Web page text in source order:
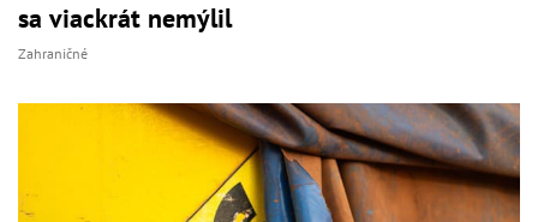
sa viackrát nemýlil
Zahraničné